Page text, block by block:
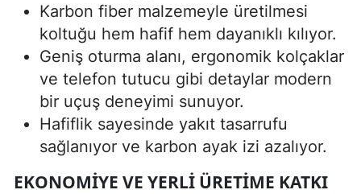
Karbon fiber malzemeyle üretilmesi
koltuğu hem hafif hem dayanıklı kılıyor.
Geniş oturma alanı, ergonomik kolçaklar
ve telefon tutucu gibi detaylar modern
bir uçuş deneyimi sunuyor.
Hafiflik sayesinde yakıt tasarrufu
sağlanıyor ve karbon ayak izi azalıyor.
EKONOMIYE VE YERLI ÜRETIME KATKI